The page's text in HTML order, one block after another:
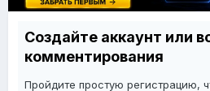
Создайте аккаунт или
комментирования
Пройдите простую регистрацию,